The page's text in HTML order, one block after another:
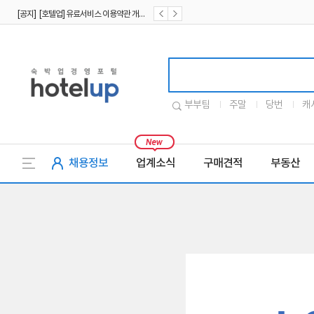
부부팀 주말 당번 캐
채용정보 업계소식 구매견적 부동산